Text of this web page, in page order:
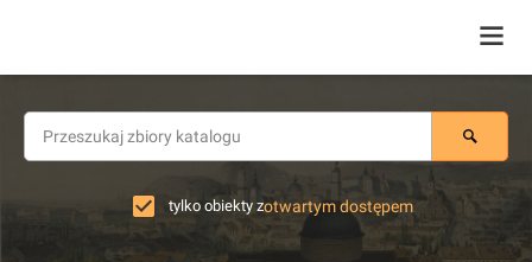
tylko obiekty zotwartym dostępem